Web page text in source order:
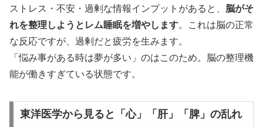
ストレス・不安・過剰な情報インプットがあると、 脳がそ
れを整理しようとレム睡眠を増やします。これは脳の正常
な反応ですが、過剰だと疲労を生みます。
「悩み事がある時は夢が多い」のはこのため。脳の整理機
能が働きすぎている状態です。
東洋医学から見ると「心」「肝」「脾」の乱れ